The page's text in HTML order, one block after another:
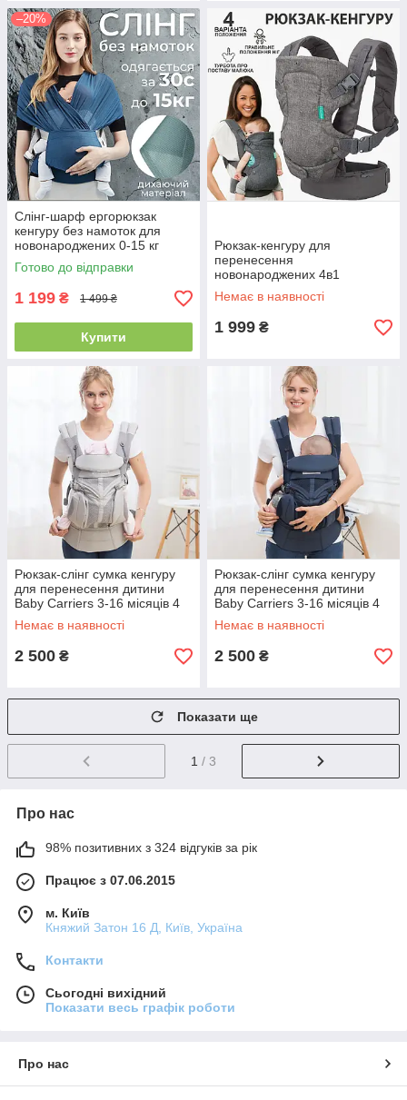
–20%
Слінг-шарф ергорюкзак
кенгуру без намоток для
новонароджених 0-15 кг
одягається за 30 секунд
літній дихаючий синій
Готово до відправки
1 199 ₴ 1 499 ₴
Купити
Рюкзак-кенгуру для
перенесення
новонароджених 4в1
Ергорюкзак Infantino сірий
Немає в наявності
1 999 ₴
Рюкзак-слінг сумка кенгуру
для перенесення дитини
Baby Carriers 3-16 місяців 4
положення блакитний
Немає в наявності
2 500 ₴
Рюкзак-слінг сумка кенгуру
для перенесення дитини
Baby Carriers 3-16 місяців 4
положення блакитний
Немає в наявності
2 500 ₴
Показати ще
1 / 3
Про нас
98% позитивних з 324 відгуків за рік
Працює з 07.06.2015
м. Київ
Княжий Затон 16 Д, Київ, Україна
Контакти
Сьогодні вихідний
Показати весь графік роботи
Про нас